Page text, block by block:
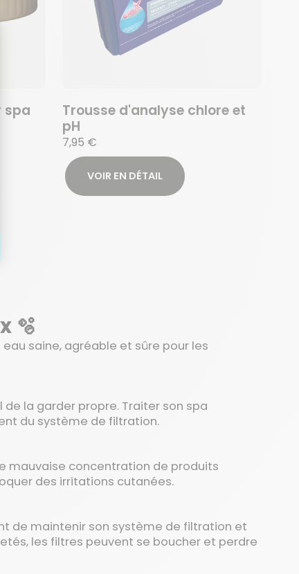
spa
Trousse d'analyse chlore et
pH
7,95 €
VOIR EN DÉTAIL
🫧
saine, agréable et sûre pour les
la garder propre. Traiter son spa
du système de filtration.
mauvaise concentration de produits
des irritations cutanées.
de maintenir son système de filtration et
les filtres peuvent se boucher et perdre